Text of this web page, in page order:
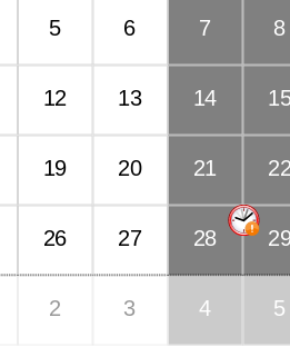
5 6 7 8
12 13 14
19 20 21 22
26 27 28 29
2 3 4 5